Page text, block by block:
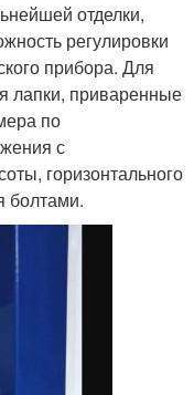
отделки,
регулировки
прибора. Для
лапки, приваренные
по
с
горизонтального
болтами.